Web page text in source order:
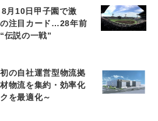
月10日甲子園で激
注目カード…28年前
伝説の一戦”
の自社運営型物流拠
物流を集約・効率化
を最適化～